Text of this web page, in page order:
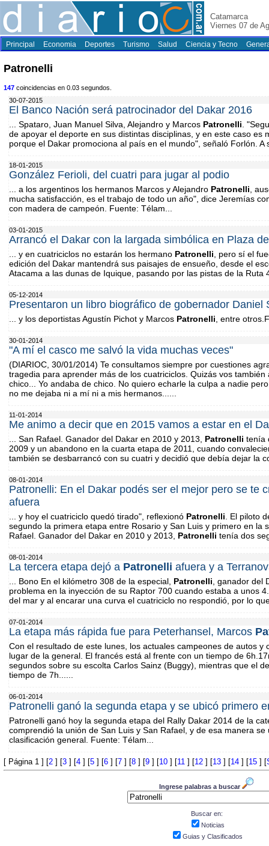
Catamarca
Viernes 07 de
Principal Economia Deportes Turismo Salud Ciencia y Tecno
Patronelli
147 coincidencias en 0.03 segundos.
30-07-2015
El Banco Nación será patrocinador del Dakar 2016
... Spataro, Juan Manuel Silva, Alejandro y Marcos Patronelli .
de apoyar el deporte en sus distintas disciplinas, y en este caso es
porque el Dakar promociona al país en el mundo", señaló Forlón. A
18-01-2015
González Ferioli, del cuatri para jugar al podio
... a los argentinos los hermanos Marcos y Alejandro Patronelli ,
mucha satisfacción, es el trabajo de todo un año", dice Jeremías
con madera de campeón. Fuente: Télam...
03-01-2015
Arrancó el Dakar con la largada simbólica en Plaza
... y en cuatriciclos no estarán los hermano Patronelli , pero sí el
edición del Dakar mantendrá sus paisajes de ensueño, desde el
Atacama a las dunas de Iquique, pasando por las pistas de la Ruta
05-12-2014
Presentaron un libro biográfico de gobernador Daniel
... y los deportistas Agustín Pichot y Marcos Patronelli , entre
30-01-2014
"A mí el casco me salvó la vida muchas veces"
(DIARIOC, 30/01/2014) Te consultamos siempre por cuestiones
tragedia para aprender más de los cuatriciclos. Quizás vos
chico... Yo andaba de chico. No quiero echarle la culpa a nadie
no me dejaba ni a mí ni a mis hermanos......
11-01-2014
Me animo a decir que en 2015 vamos a estar en el
... San Rafael. Ganador del Dakar en 2010 y 2013, Patronelli tenía
2009 y un abandono en la cuarta etapa de 2011, cuando
también se desbarrancó con su cuatri y decidió que debía dejar la
08-01-2014
Patronelli: En el Dakar podés ser el mejor pero se te
afuera
... y hoy el cuatriciclo quedó tirado", reflexionó Patronelli . El piloto
segundo la primera etapa entre Rosario y San Luis y primero en la
Rafael. Ganador del Dakar en 2010 y 2013, Patronelli tenía dos
08-01-2014
La tercera etapa dejó a Patronelli afuera y a
... Bono En el kilómetro 308 de la especial, Patronelli , ganador del
problema en la inyección de su Raptor 700 cuando estaba a unos
del mar y al encarar una curva el cuatriciclo no respondió, por lo
07-01-2014
La etapa más rápida fue para Peterhansel, Marcos
Con el resultado de este lunes, los actuales campeones de autos y
lugar de la general. El francés está al frente con un tiempo de
segundos sobre su escolta Carlos Sainz (Buggy), mientras que el
tiempo de 7h......
06-01-2014
Patronelli ganó la segunda etapa y se ubicó primero
Patronelli ganó hoy la segunda etapa del Rally Dakar 2014 de la
comprendió la unión de San Luis y San Rafael, y de esa manera
clasificación general. Fuente: Télam...
[ Página 1 ] [2 ] [3 ] [4 ] [5 ] [6 ] [7 ] [8 ] [9 ] [10 ] [11 ] [12 ] [13 ] [14 ] [15 ] [
Ingrese palabras a buscar
Buscar en:
Noticias
Guias y Clasificados